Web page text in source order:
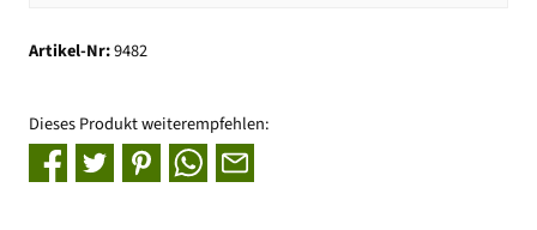
Artikel-Nr:9482
Dieses Produkt weiterempfehlen: